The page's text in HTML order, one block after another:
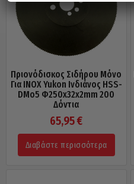
Πριονόδισκος Σιδήρου Μόνο
Για INOX Yukon Ινδιάνος HSS-
DMo5 Φ250x32x2mm 200
Δόντια
65,95€
Διαβάστε περισσότερα